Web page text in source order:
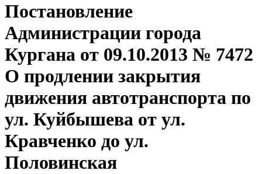
Постановление
Администрации города
Кургана от 09.10.2013 № 7472
О продлении закрытия
движения автотранспорта по
ул. Куйбышева от ул.
Кравченко до ул.
Половинская